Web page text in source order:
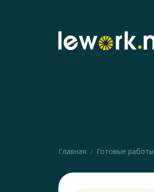
Главная Готовые работы